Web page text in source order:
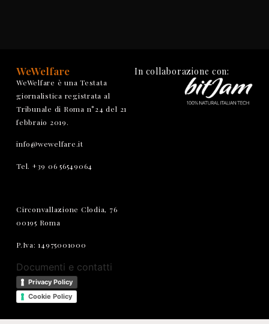
WeWelfare
WeWelfare è una Testata
giornalistica registrata al
Tribunale di Roma n°24 del 21
febbraio 2019.
info@wewelfare.it
Tel. +39 06 56549064
Circonvallazione Clodia, 76
00195 Roma
P.Iva: 14975001000
Documenti e contatti
Privacy Policy
Cookie Policy
In collaborazione con: